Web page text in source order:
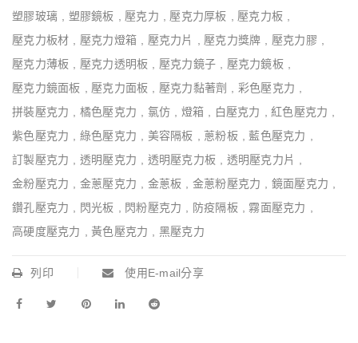
塑膠玻璃 , 塑膠鏡板 , 壓克力 , 壓克力厚板 , 壓克力板 ,
壓克力板材 , 壓克力燈箱 , 壓克力片 , 壓克力獎牌 , 壓克力膠 ,
壓克力薄板 , 壓克力透明板 , 壓克力鏡子 , 壓克力鏡板 ,
壓克力鏡面板 , 壓克力面板 , 壓克力黏著劑 , 彩色壓克力 ,
拼裝壓克力 , 橘色壓克力 , 氯仿 , 燈箱 , 白壓克力 , 紅色壓克力 ,
紫色壓克力 , 綠色壓克力 , 美容隔板 , 蔥粉板 ,藍色壓克力 ,
訂製壓克力 , 透明壓克力 , 透明壓克力板 , 透明壓克力片 ,
金粉壓克力 , 金蔥壓克力 , 金蔥板 , 金蔥粉壓克力 , 鏡面壓克力 ,
鑽孔壓克力 , 閃光板 , 閃粉壓克力 , 防疫隔板 , 霧面壓克力 ,
高硬度壓克力 , 黃色壓克力 , 黑壓克力
列印 使用E-mail分享